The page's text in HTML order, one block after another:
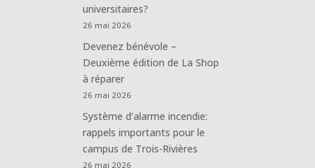
universitaires?
26 mai 2026
Devenez bénévole –
Deuxième édition de La Shop
à réparer
26 mai 2026
Système d’alarme incendie:
rappels importants pour le
campus de Trois-Rivières
26 mai 2026